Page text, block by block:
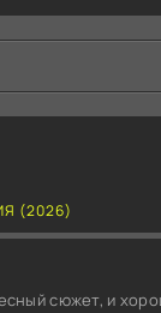
(2026)
сюжет, и